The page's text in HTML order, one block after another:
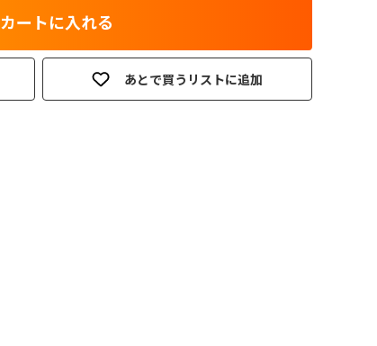
カートに入れる
あとで買うリストに追加